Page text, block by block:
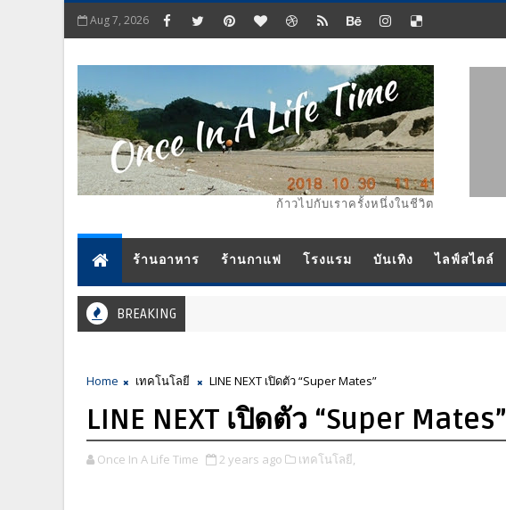
Aug 7, 2026
ก้าวไปกับเราครั้งหนึ่งในชีวิต
ร้านอาหาร ร้านกาแฟ โรงแรม บันเทิง ไลฟ์สไตล์
BREAKING
Home เทคโนโลยี LINE NEXT เปิดตัว “Super Mates”
LINE NEXT เปิดตัว “Super Mates”
Once In A Life Time 2 years ago เทคโนโลยี,